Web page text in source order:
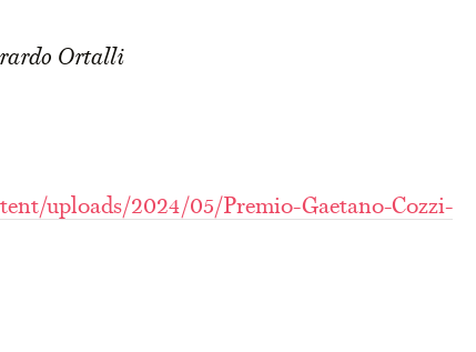
Ortalli
uploads/2024/05/Premio-Gaetano-Cozzi-